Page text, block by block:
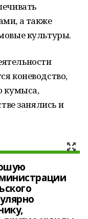
а также
культуры.
коневодство,
кумыса,
занялись и